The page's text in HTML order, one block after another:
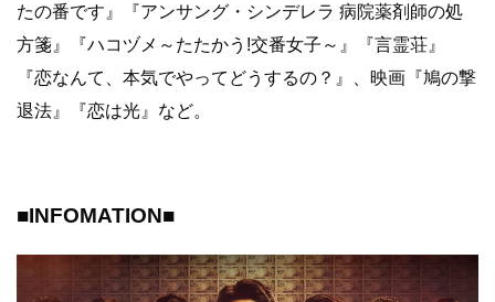
たの番です』『アンサング・シンデレラ 病院薬剤師の処
方箋』『ハコヅメ～たたかう!交番女子～』『言霊荘』
『恋なんて、本気でやってどうするの？』、映画『鳩の撃
退法』『恋は光』など。
■INFOMATION■